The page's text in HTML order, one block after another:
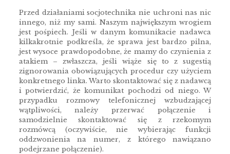
Przed działaniami socjotechnika nie uchroni nas nic
innego, niż my sami. Naszym największym wrogiem
jest pośpiech. Jeśli w danym komunikacie nadawca
kilkakrotnie podkreśla, że sprawa jest bardzo pilna,
jest wysoce prawdopodobne, że mamy do czynienia z
atakiem – zwłaszcza, jeśli wiąże się to z sugestią
zignorowania obowiązujących procedur czy użyciem
konkretnego linka. Warto skontaktować się z nadawcą
i potwierdzić, że komunikat pochodzi od niego. W
przypadku rozmowy telefonicznej wzbudzającej
wątpliwości, należy przerwać połączenie i
samodzielnie skontaktować się z rzekomym
rozmówcą (oczywiście, nie wybierając funkcji
oddzwonienia na numer, z którego nawiązano
podejrzane połączenie).